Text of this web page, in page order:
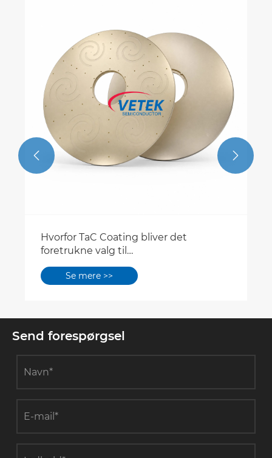
Hvorfor TaC Coating bliver det
foretrukne valg til
Se mere >>
 
Send forespørgsel